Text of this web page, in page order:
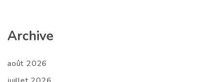
Archive
août 2026